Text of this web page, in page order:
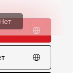
Нет